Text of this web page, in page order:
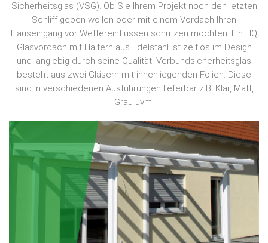
Sicherheitsglas (VSG). Ob Sie Ihrem Projekt noch den letzten
Schliff geben wollen oder mit einem Vordach Ihren
Hauseingang vor Wettereinflüssen schützen möchten. Ein HQ
Glasvordach mit Haltern aus Edelstahl ist zeitlos im Design
und langlebig durch seine Qualität. Verbundsicherheitsglas
besteht aus zwei Gläsern mit innenliegenden Folien. Diese
sind in verschiedenen Ausführungen lieferbar z.B. Klar, Matt,
Grau uvm.